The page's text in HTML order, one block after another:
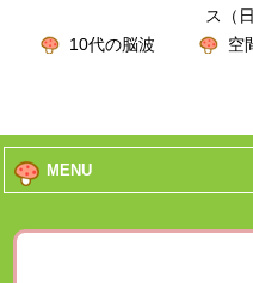
ス（
10代の脳波
空
MENU